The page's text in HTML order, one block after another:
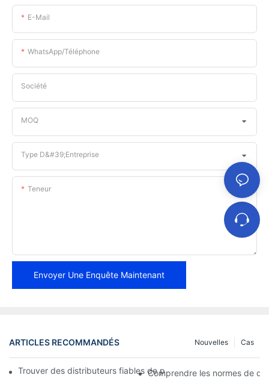
E-Mail
WhatsApp/téléphone
Société
MOQ
Type D&#39;entreprise
Teneur
Envoyer Une Enquête Maintenant
ARTICLES RECOMMANDÉS Cas
Nouvelles
Trouver des distributeurs fiables de plaquettes de frein pour
Comprendre les normes de